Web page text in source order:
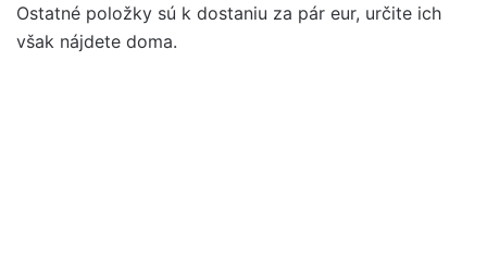
Ostatné položky sú k dostaniu za pár eur, určite ich
však nájdete doma.